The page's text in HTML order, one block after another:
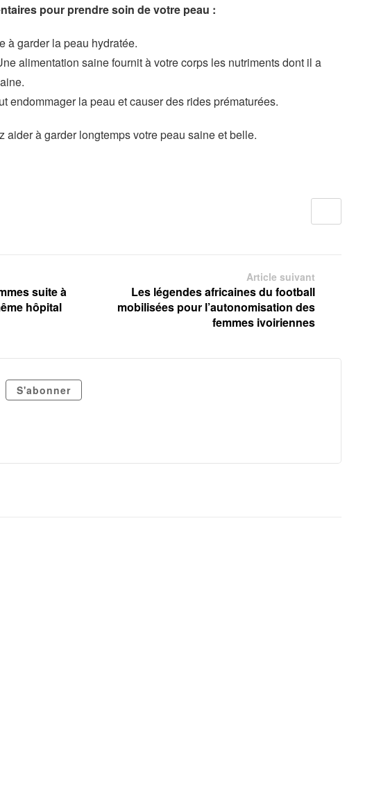
pour prendre soin de votre peau :
à garder la peau hydratée.
alimentation saine fournit à votre corps les nutriments dont il a
endommager la peau et causer des rides prématurées.
aider à garder longtemps votre peau saine et belle.
suite à
hôpital
Article suivant
Les légendes africaines du football
mobilisées pour l’autonomisation des
femmes ivoiriennes
S'abonner